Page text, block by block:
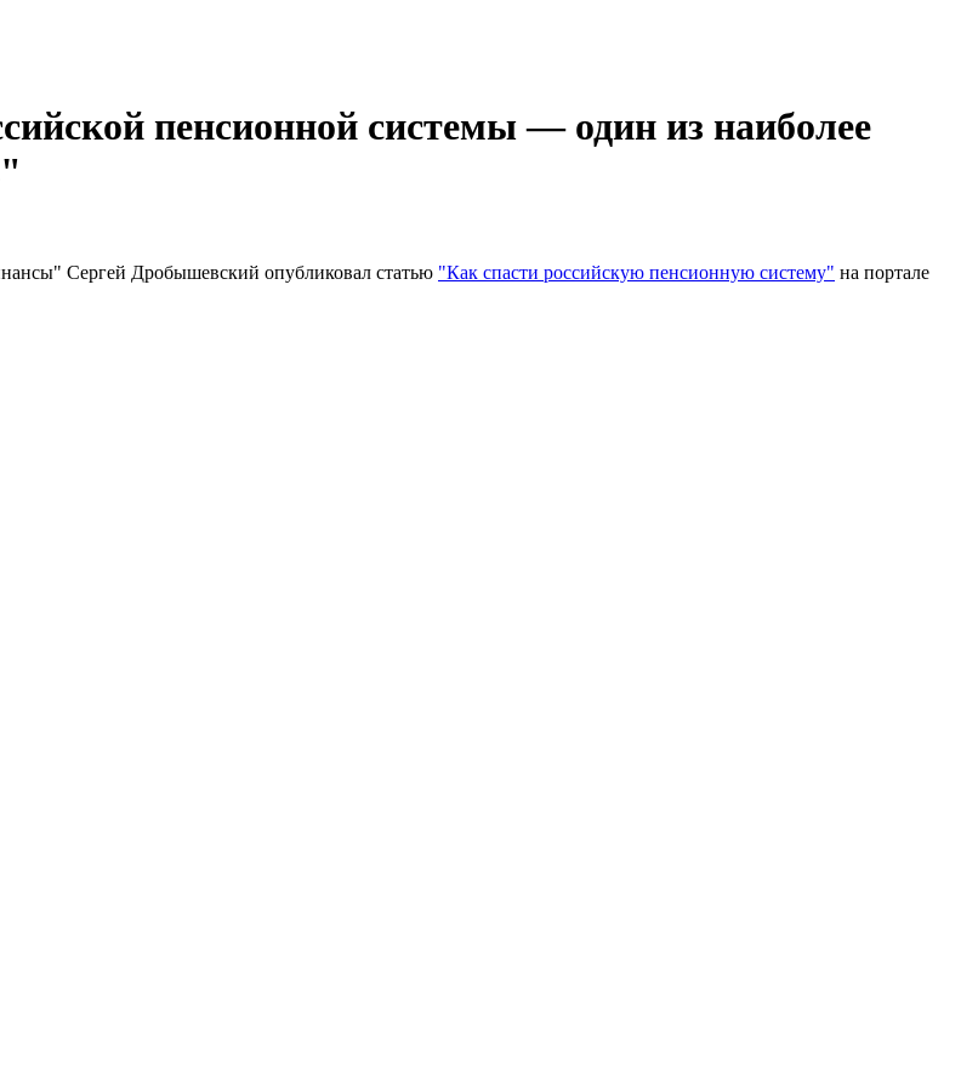
пенсионной системы — один из наиболее
Сергей Дробышевский опубликовал статью "Как спасти российскую пенсионную систему" на портале